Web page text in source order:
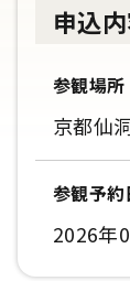
申込
参観場所
京都仙
参観予約
2026年